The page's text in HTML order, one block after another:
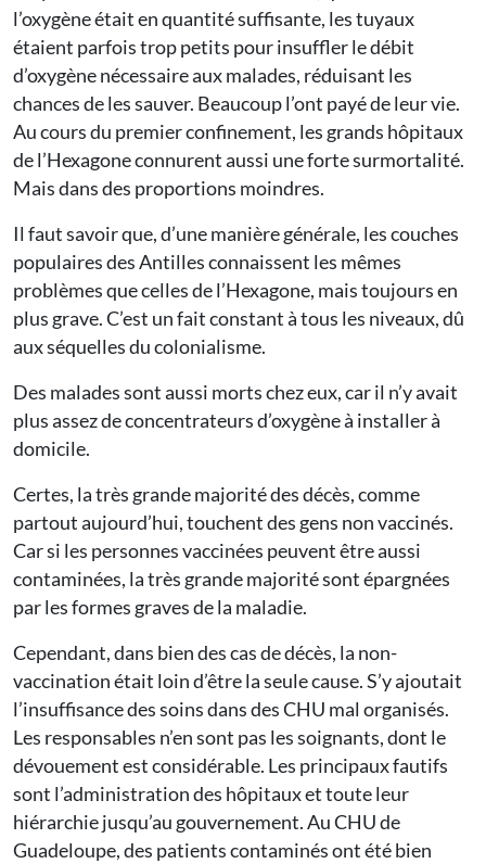
l’oxygène était en quantité suffisante, les tuyaux
étaient parfois trop petits pour insuffler le débit
d’oxygène nécessaire aux malades, réduisant les
chances de les sauver. Beaucoup l’ont payé de leur vie.
Au cours du premier confinement, les grands hôpitaux
de l’Hexagone connurent aussi une forte surmortalité.
Mais dans des proportions moindres.
Il faut savoir que, d’une manière générale, les couches
populaires des Antilles connaissent les mêmes
problèmes que celles de l’Hexagone, mais toujours en
plus grave. C’est un fait constant à tous les niveaux, dû
aux séquelles du colonialisme.
Des malades sont aussi morts chez eux, car il n’y avait
plus assez de concentrateurs d’oxygène à installer à
domicile.
Certes, la très grande majorité des décès, comme
partout aujourd’hui, touchent des gens non vaccinés.
Car si les personnes vaccinées peuvent être aussi
contaminées, la très grande majorité sont épargnées
par les formes graves de la maladie.
Cependant, dans bien des cas de décès, la non-
vaccination était loin d’être la seule cause. S’y ajoutait
l’insuffisance des soins dans des CHU mal organisés.
Les responsables n’en sont pas les soignants, dont le
dévouement est considérable. Les principaux fautifs
sont l’administration des hôpitaux et toute leur
hiérarchie jusqu’au gouvernement. Au CHU de
Guadeloupe, des patients contaminés ont été bien